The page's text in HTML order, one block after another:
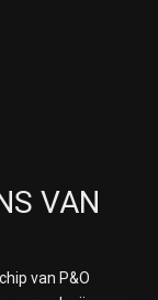
VAN
van P&O